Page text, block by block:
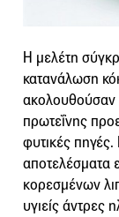
Η μελέτη
κατανάλωση
ακολουθούσαν
πρωτεΐνης
φυτικές
αποτελέσματα
κορεσμένων
υγιείς άντρες